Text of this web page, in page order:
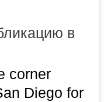
в
corner
Diego for